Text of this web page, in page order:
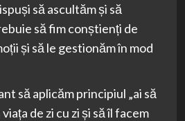
să ascultăm și să
să fim conștienți de
și să le gestionăm în mod
să aplicăm principiul „ai să
de zi cu zi și să îl facem